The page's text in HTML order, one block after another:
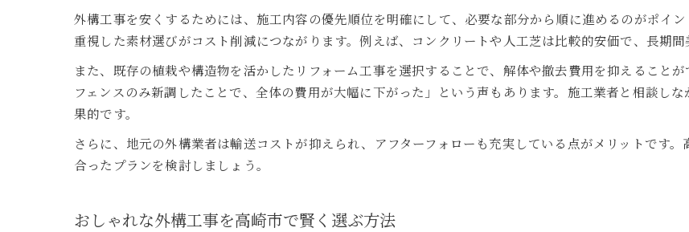
安さとおしゃれを両立する高崎市外構リフォー
高崎市で満足度が高い外構工事のコツと注意点
高崎市でセンスある外構工事を実現する工夫
高崎市の外構工事で差がつくセンスアップポイ
ガーデニングで毎日を彩る高崎市の外構デザイン
外構工事を安くするためには、施工内容の優先順位を明確にして、必要な部分から順に進めるのがポイ
重視した素材選びがコスト削減につながります。例えば、コンクリートや人工芝は比較的安価で、長期間
また、既存の植栽や構造物を活かしたリフォーム工事を選択することで、解体や撤去費用を抑えること
フェンスのみ新調したことで、全体の費用が大幅に下がった」という声もあります。施工業者と相談し
果的です。
さらに、地元の外構業者は輸送コストが抑えられ、アフターフォローも充実している点がメリットです
合ったプランを検討しましょう。
おしゃれな外構工事を高崎市で賢く選ぶ方法